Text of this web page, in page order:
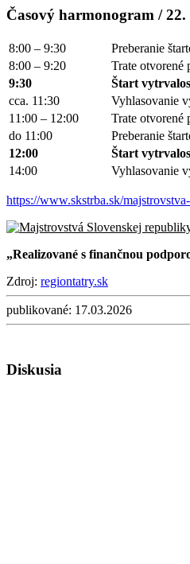
Časový harmonogram /
8:00 – 9:30
Preberanie
8:00 – 9:20
Trate otvorené
9:30
Štart
cca. 11:30
Vyhlasovanie
11:00 – 12:00
Trate otvorené
do 11:00
Preberanie
12:00
Štart
14:00
Vyhlasovanie
https://www.skstrba.sk/
„Realizované s finančnou
Zdroj: regiontatry.sk
publikované: 17.03.2026
Diskusia